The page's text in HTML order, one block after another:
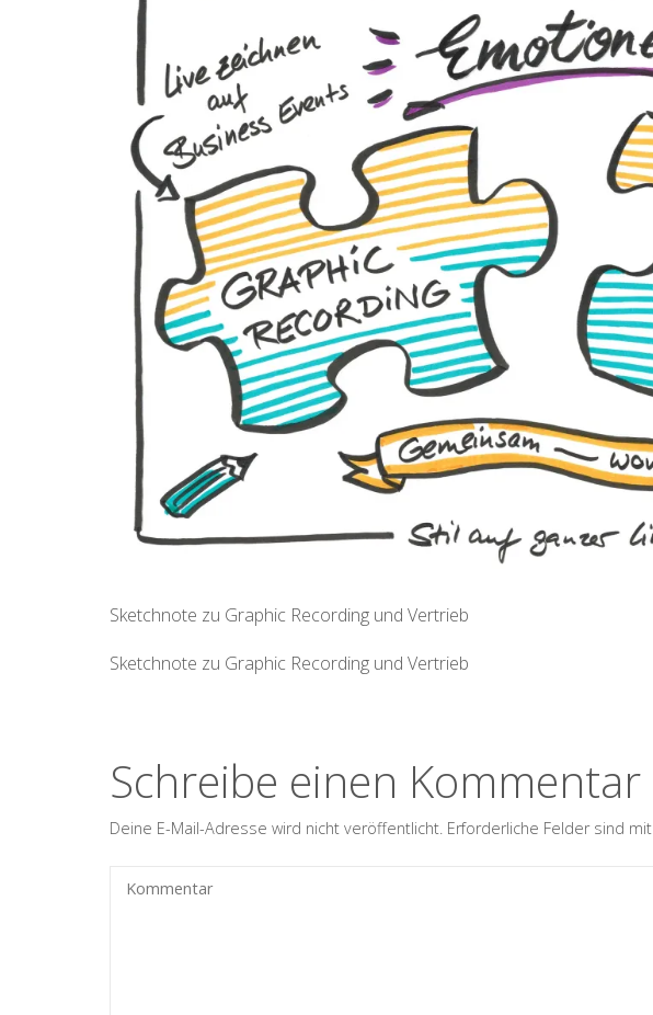
Sketchnote zu Graphic Recording und Vertrieb
Sketchnote zu Graphic Recording und Vertrieb
Schreibe einen Kommentar
Deine E-Mail-Adresse wird nicht veröffentlicht. Erforderliche Felder sind mit